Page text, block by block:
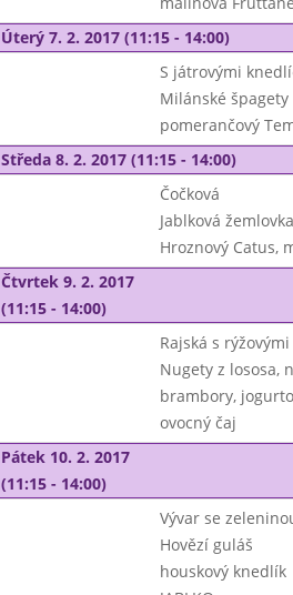
Úterý 7. 2. 2017 (11:15 - 14:00)
S játrovými
Milánské
pomerančový
Středa 8. 2. 2017 (11:15 - 14:00)
Čočková
Jablková žemlovka
Hroznový Catus,
Čtvrtek 9. 2. 2017
(11:15 - 14:00)
Rajská s
Nugety z lososa,
brambory,
ovocný čaj
Pátek 10. 2. 2017
(11:15 - 14:00)
Vývar se
Hovězí guláš
houskový knedlík